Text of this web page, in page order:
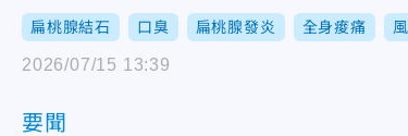
扁桃腺結石 口臭 扁桃腺發炎 全身痠痛
2026/07/15 13:39
要聞